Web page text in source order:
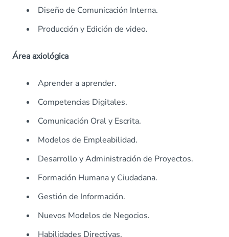
Diseño de Comunicación Interna.
Producción y Edición de video.
Área axiológica
Aprender a aprender.
Competencias Digitales.
Comunicación Oral y Escrita.
Modelos de Empleabilidad.
Desarrollo y Administración de Proyectos.
Formación Humana y Ciudadana.
Gestión de Información.
Nuevos Modelos de Negocios.
Habilidades Directivas.